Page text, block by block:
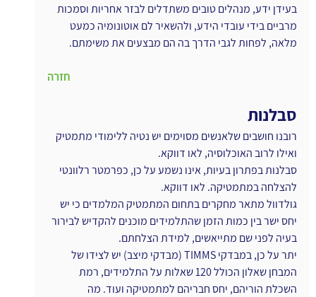
בעידן ידע, מנהלים טובים משתדלים לבזר אחריות וסמכות
מרביים בידי עובדי הידע, ולהשאיר לם אוטונומיה כמעט
מלאה, לפחות לגבי הדרך בה הם מבצעים את משימתם.
חזרה
סבלנות
רובנו חושבים שלאנשים מסוימים יש נטיה ללימודי מתמטיק
ואילו לרוב האוכלוסיה, לאו דווקא.
סבלנות בפתרון בעיות, אינו נשמע על כן, כפרמטר רלוונטי
להצלחה במתמטיקה. לאו דווקא.
גולדוול מתאר מחקרים בתחום המתמטיק המלמדים כי יש
יחס ישר בין כמות הזמן שהתלמידים מוכנים להקדיש לבירור
בעיה לפני שם מתייאשים, למידת הצלחתם.
יתר על כן, במבדקי TIMMS (מבדקי מיצב) יש לצידו של
המבחן שאלון הכולל 120 שאלות על התלמידים, רמת
השכלת הוריהם, יחס חבריהם למתמטיקה ועוד. מה